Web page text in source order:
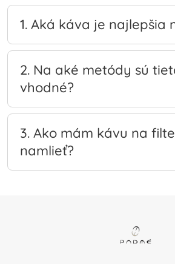
1. Aká káva je najlepšia
Na filter sú ideálne svetlejšie
ovocnými, kvetinovými, citrusovými
čajovými tónmi.
2. Na aké metódy sú
vhodné?
Naše kávy na filter sú vhodné na
AeroPress, dripper aj prekvapkávací
3. Ako mám kávu na
namlieť?